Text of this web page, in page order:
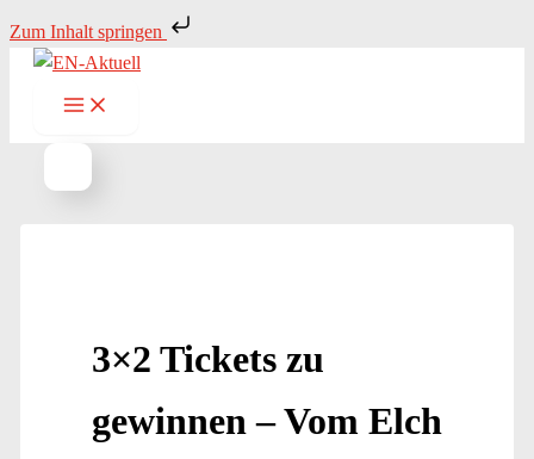
Zum Inhalt springen
Inhalt
springen
3×2 Tickets zu
gewinnen – Vom Elch